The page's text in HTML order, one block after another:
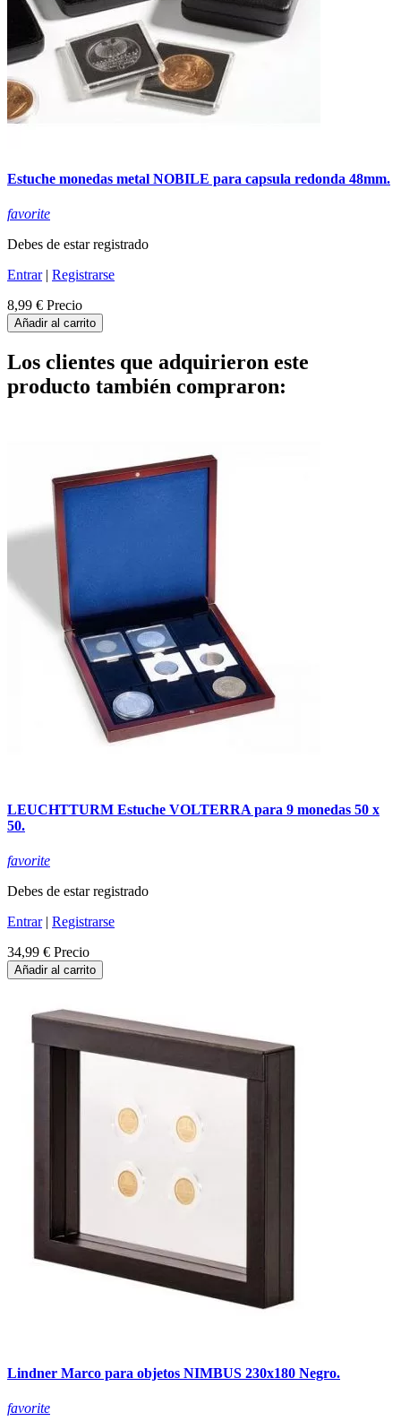
Estuche monedas metal NOBILE para capsula redonda 48mm.
favorite
Debes de estar registrado
Entrar| Registrarse
8,99 € Precio
Añadir al carrito
Los clientes que adquirieron este
producto también compraron:
LEUCHTTURM Estuche VOLTERRA para 9 monedas 50 x
50.
favorite
Debes de estar registrado
Entrar| Registrarse
34,99 € Precio
Añadir al carrito
Lindner Marco para objetos NIMBUS 230x180 Negro.
favorite